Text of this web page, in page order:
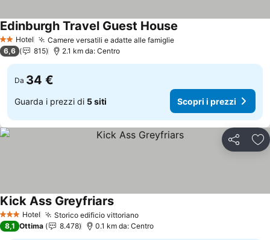
2 StelleHotel Camere versatili e adatte alle famiglieScopri i prezzi
Edinburgh Travel Guest House
6,6 815 2.1 km da: Centro
Da 34 €
Guarda i prezzi di 5 siti Scopri i prezzi
Condividi
3 StelleHotel Storico edificio vittorianoScopri i prezzi
Kick Ass GreyfriarsScopri i prezzi
8,1 Ottima 8.478 0.1 km da: Centro